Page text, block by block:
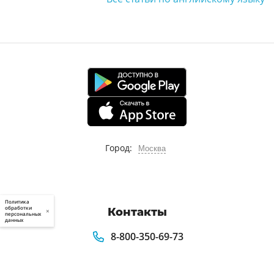
Город: Москва
Контакты
8-800-350-69-73
Политика
обработки
персональных
данных
×